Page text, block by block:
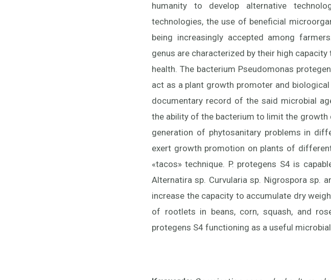
humanity to develop alternative
technologies, the use of beneficial
being increasingly accepted among
genus are characterized by their high
health. The bacterium Pseudomonas
act as a plant growth promoter and
documentary record of the said microbial
the ability of the bacterium to limit the
generation of phytosanitary problems in
exert growth promotion on plants of
«tacos» technique. P. protegens S4 is
Alternatira sp. Curvularia sp. Nigrospora sp.
increase the capacity to accumulate dry
of rootlets in beans, corn, squash, and
protegens S4 functioning as a useful